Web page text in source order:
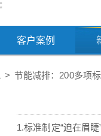
客户案例
> 节能减排：200多项
1.标准制定“迫在眉睫